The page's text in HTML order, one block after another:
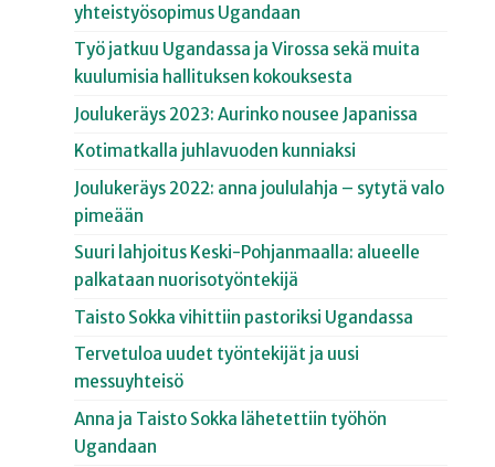
yhteistyösopimus Ugandaan
Työ jatkuu Ugandassa ja Virossa sekä muita
kuulumisia hallituksen kokouksesta
Joulukeräys 2023: Aurinko nousee Japanissa
Kotimatkalla juhlavuoden kunniaksi
Joulukeräys 2022: anna joululahja – sytytä valo
pimeään
Suuri lahjoitus Keski-Pohjanmaalla: alueelle
palkataan nuorisotyöntekijä
Taisto Sokka vihittiin pastoriksi Ugandassa
Tervetuloa uudet työntekijät ja uusi
messuyhteisö
Anna ja Taisto Sokka lähetettiin työhön
Ugandaan